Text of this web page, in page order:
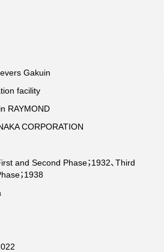
Gakuin
facility
RAYMOND
CORPORATION
and Second Phase；1932、Third
；1938